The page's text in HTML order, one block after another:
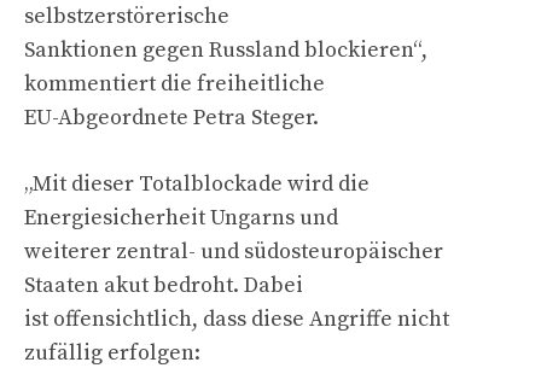
selbstzerstörerische
Sanktionen gegen Russland blockieren“,
kommentiert die freiheitliche
EU-Abgeordnete Petra Steger.
„Mit dieser Totalblockade wird die
Energiesicherheit Ungarns und
weiterer zentral- und südosteuropäischer
Staaten akut bedroht. Dabei
ist offensichtlich, dass diese Angriffe nicht
zufällig erfolgen: